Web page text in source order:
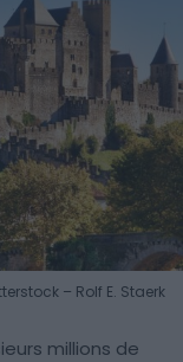
– Rolf E. Staerk
millions de